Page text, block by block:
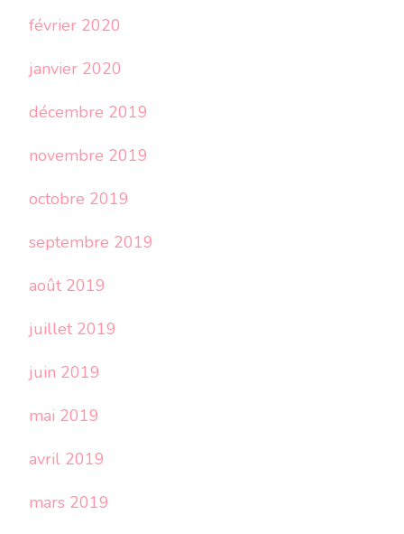
février 2020
janvier 2020
décembre 2019
novembre 2019
octobre 2019
septembre 2019
août 2019
juillet 2019
juin 2019
mai 2019
avril 2019
mars 2019